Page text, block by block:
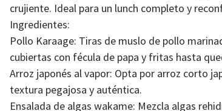
crujiente. Ideal para un lunch completo y
Ingredientes:
Pollo Karaage: Tiras de muslo de pollo
cubiertas con fécula de papa y fritas hasta
Arroz japonés al vapor: Opta por arroz corto
textura pegajosa y auténtica.
Ensalada de algas wakame: Mezcla algas